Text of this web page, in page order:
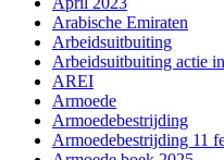
Arabische Emiraten
Arbeidsuitbuiting
Arbeidsuitbuiting actie
AREI
Armoede
Armoedebestrijding
Armoedebestrijding 11